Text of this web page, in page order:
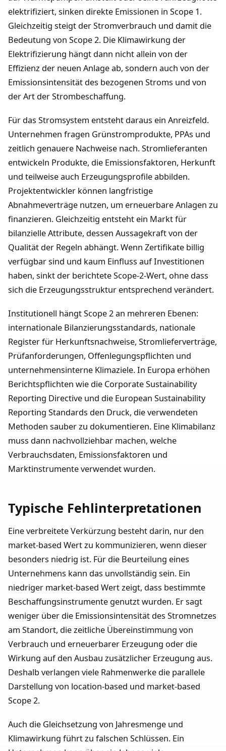
elektrifiziert, sinken direkte Emissionen in Scope 1.
Gleichzeitig steigt der Stromverbrauch und damit die
Bedeutung von Scope 2. Die Klimawirkung der
Elektrifizierung hängt dann nicht allein von der
Effizienz der neuen Anlage ab, sondern auch von der
Emissionsintensität des bezogenen Stroms und von
der Art der Strombeschaffung.
Für das Stromsystem entsteht daraus ein Anreizfeld.
Unternehmen fragen Grünstromprodukte, PPAs und
zeitlich genauere Nachweise nach. Stromlieferanten
entwickeln Produkte, die Emissionsfaktoren, Herkunft
und teilweise auch Erzeugungsprofile abbilden.
Projektentwickler können langfristige
Abnahmeverträge nutzen, um erneuerbare Anlagen zu
finanzieren. Gleichzeitig entsteht ein Markt für
bilanzielle Attribute, dessen Aussagekraft von der
Qualität der Regeln abhängt. Wenn Zertifikate billig
verfügbar sind und kaum Einfluss auf Investitionen
haben, sinkt der berichtete Scope-2-Wert, ohne dass
sich die Erzeugungsstruktur entsprechend verändert.
Institutionell hängt Scope 2 an mehreren Ebenen:
internationale Bilanzierungsstandards, nationale
Register für Herkunftsnachweise, Stromlieferverträge,
Prüfanforderungen, Offenlegungspflichten und
unternehmensinterne Klimaziele. In Europa erhöhen
Berichtspflichten wie die Corporate Sustainability
Reporting Directive und die European Sustainability
Reporting Standards den Druck, die verwendeten
Methoden sauber zu dokumentieren. Eine Klimabilanz
muss dann nachvollziehbar machen, welche
Verbrauchsdaten, Emissionsfaktoren und
Marktinstrumente verwendet wurden.
Typische Fehlinterpretationen
Eine verbreitete Verkürzung besteht darin, nur den
market-based Wert zu kommunizieren, wenn dieser
besonders niedrig ist. Für die Beurteilung eines
Unternehmens kann das unvollständig sein. Ein
niedriger market-based Wert zeigt, dass bestimmte
Beschaffungsinstrumente genutzt wurden. Er sagt
weniger über die Emissionsintensität des Stromnetzes
am Standort, die zeitliche Übereinstimmung von
Verbrauch und erneuerbarer Erzeugung oder die
Wirkung auf den Ausbau zusätzlicher Erzeugung aus.
Deshalb verlangen viele Rahmenwerke die parallele
Darstellung von location-based und market-based
Scope 2.
Auch die Gleichsetzung von Jahresmenge und
Klimawirkung führt zu falschen Schlüssen. Ein